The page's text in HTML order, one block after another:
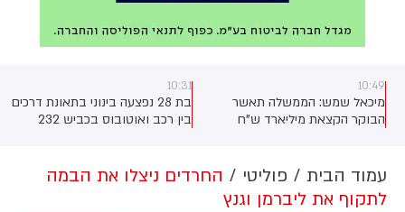
10:49
מיכאל שמש: הממשלה תאשר
הבוקר הקצאת מיליארד ש"ח
10:31
בת 28 נפצעה בינוני בתאונת דרכים
בין רכב ואוטובוס בכביש 232
עם חבלות בגפיים ובגב
עמוד הבית פוליטי
החרדים ניצלו את הבמה
לתקוף את ליברמן וגנץ